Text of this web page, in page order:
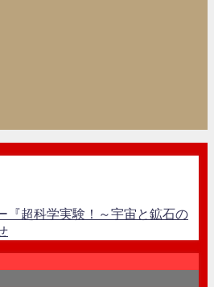
『超科学実験！～宇宙と鉱石の